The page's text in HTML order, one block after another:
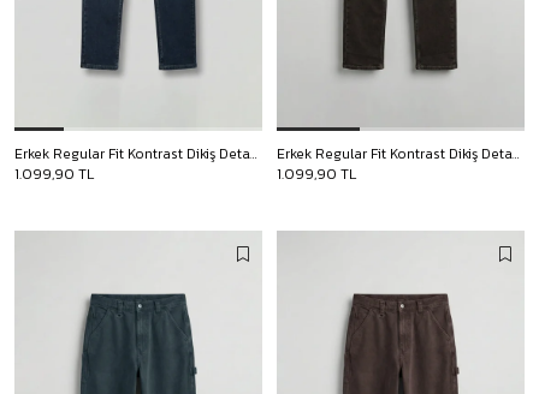
Erkek Regular Fit Kontrast Dikiş Detaylı Jean Pantolon Lacivert
1.099,90 TL
Erkek Regular Fit Kontrast Dikiş Detaylı Jean Pantolon Kahverengi
1.099,90 TL